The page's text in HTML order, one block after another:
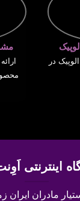
با الوپیک در
اینترنتی
مادران ایران